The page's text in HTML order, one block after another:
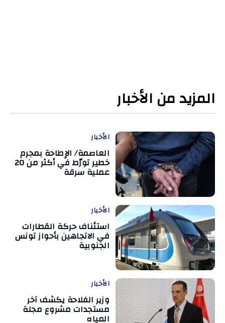
المزيد من الأخبار
الأخبار
العاصمة/ الإطاحة بمجرم
خطير تورّط في أكثر من 20
عملية سرقة
الأخبار
استئناف حركة القطارات
في الاتجاهين بأحواز تونس
الجنوبية
الأخبار
وزير الفلاحة يكشف آخر
مستجدات مشروع مجلة
المياه